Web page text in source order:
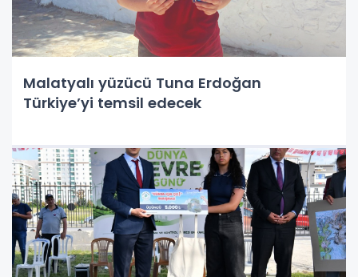
Malatyalı yüzücü Tuna Erdoğan
Türkiye’yi temsil edecek